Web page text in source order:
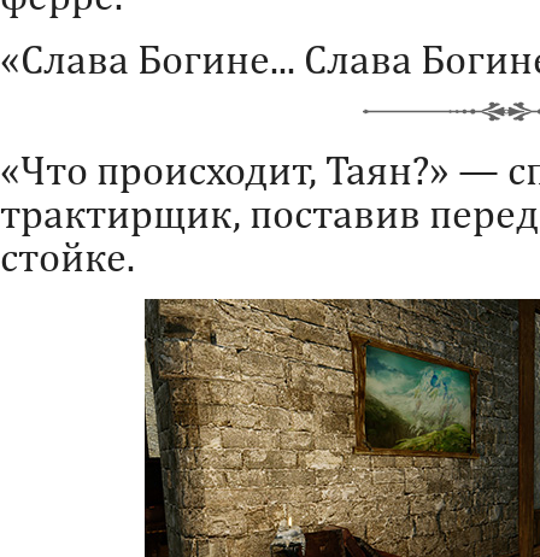
«Слава Богине... Слава
«Что происходит, Таян?» —
трактирщик, поставив
стойке.